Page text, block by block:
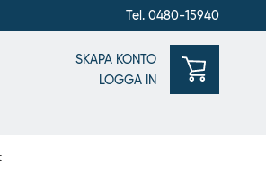
Tel. 0480-15940
SKAPA KONTO
LOGGA IN